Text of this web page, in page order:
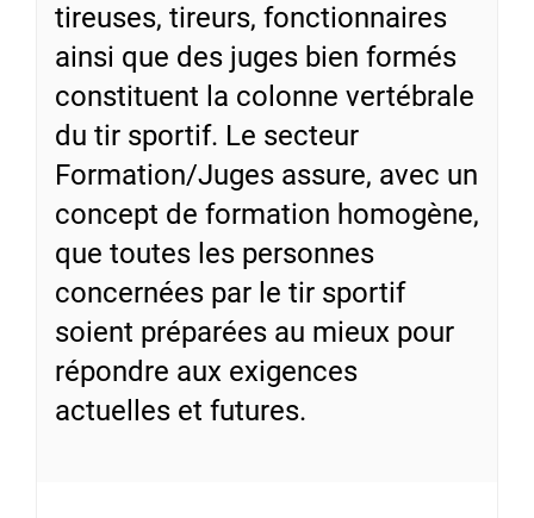
tireuses, tireurs, fonctionnaires
ainsi que des juges bien formés
constituent la colonne vertébrale
du tir sportif. Le secteur
Formation/Juges assure, avec un
concept de formation homogène,
que toutes les personnes
concernées par le tir sportif
soient préparées au mieux pour
répondre aux exigences
actuelles et futures.